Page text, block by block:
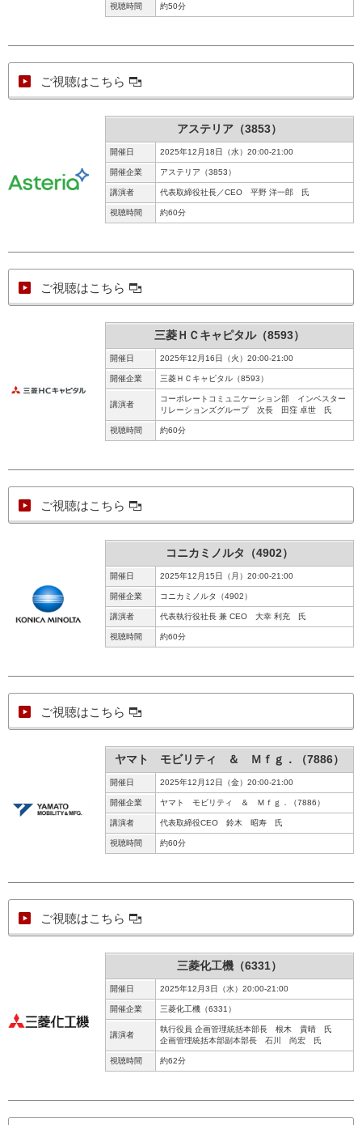
視聴時間 約50分
ご視聴はこちら
アステリア（3853）
開催日 2025年12月18日（水）20:00-21:00
開催企業 アステリア（3853）
講演者 代表取締役社長／CEO 平野 洋一郎 氏
視聴時間 約60分
ご視聴はこちら
三菱ＨＣキャピタル（8593）
開催日 2025年12月16日（火）20:00-21:00
開催企業 三菱ＨＣキャピタル（8593）
講演者
コーポレートコミュニケーション部 インベスター
リレーションズグループ 次長 田窪 卓世 氏
視聴時間 約60分
ご視聴はこちら
コニカミノルタ（4902）
開催日 2025年12月15日（月）20:00-21:00
開催企業 コニカミノルタ（4902）
講演者 代表執行役社長 兼 CEO 大幸 利充 氏
視聴時間 約60分
ご視聴はこちら
ヤマト モビリティ ＆ Ｍｆｇ．（7886）
開催日 2025年12月12日（金）20:00-21:00
開催企業 ヤマト モビリティ ＆ Ｍｆｇ．（7886）
講演者 代表取締役CEO 鈴木 昭寿 氏
視聴時間 約60分
ご視聴はこちら
三菱化工機（6331）
開催日 2025年12月3日（水）20:00-21:00
開催企業 三菱化工機（6331）
講演者
執行役員 企画管理統括本部長 根木 貴晴 氏
企画管理統括本部副本部長 石川 尚宏 氏
視聴時間 約62分